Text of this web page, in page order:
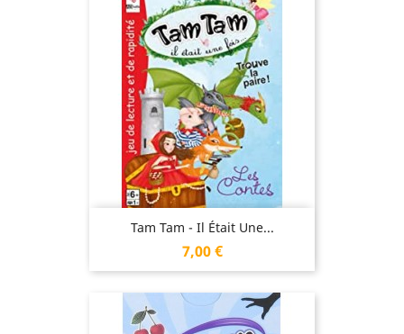
Tam Tam - Il Était Une...
Prix
7,00 €